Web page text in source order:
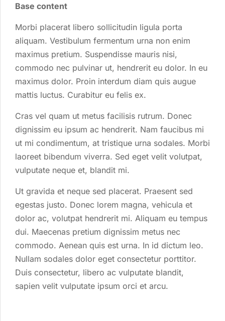
Base content
Morbi placerat libero sollicitudin ligula porta
aliquam. Vestibulum fermentum urna non enim
maximus pretium. Suspendisse mauris nisi,
commodo nec pulvinar ut, hendrerit eu dolor. In eu
maximus dolor. Proin interdum diam quis augue
mattis luctus. Curabitur eu felis ex.
Cras vel quam ut metus facilisis rutrum. Donec
dignissim eu ipsum ac hendrerit. Nam faucibus mi
ut mi condimentum, at tristique urna sodales. Morbi
laoreet bibendum viverra. Sed eget velit volutpat,
vulputate neque et, blandit mi.
Ut gravida et neque sed placerat. Praesent sed
egestas justo. Donec lorem magna, vehicula et
dolor ac, volutpat hendrerit mi. Aliquam eu tempus
dui. Maecenas pretium dignissim metus nec
commodo. Aenean quis est urna. In id dictum leo.
Nullam sodales dolor eget consectetur porttitor.
Duis consectetur, libero ac vulputate blandit,
sapien velit vulputate ipsum orci et arcu.